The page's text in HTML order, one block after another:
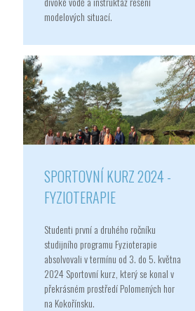
modelových situací.
SPORTOVNÍ KURZ 2024 -
FYZIOTERAPIE
Studenti první a druhého ročníku
studijního programu Fyzioterapie
absolvovali v termínu od 3. do 5. května
2024 Sportovní kurz, který se konal v
překrásném prostředí Polomených hor
na Kokořínsku.